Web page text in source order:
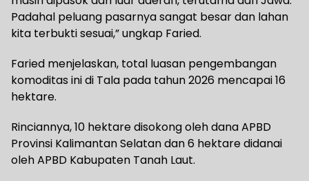
Padahal peluang pasarnya sangat besar dan lahan
kita terbukti sesuai,” ungkap Faried.
Faried menjelaskan, total luasan pengembangan
komoditas ini di Tala pada tahun 2026 mencapai 16
hektare.
Rinciannya, 10 hektare disokong oleh dana APBD
Provinsi Kalimantan Selatan dan 6 hektare didanai
oleh APBD Kabupaten Tanah Laut.